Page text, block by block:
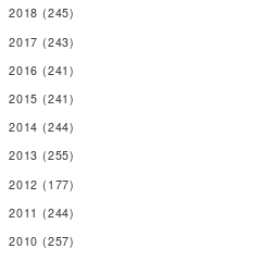
2018 (245)
2017 (243)
2016 (241)
2015 (241)
2014 (244)
2013 (255)
2012 (177)
2011 (244)
2010 (257)